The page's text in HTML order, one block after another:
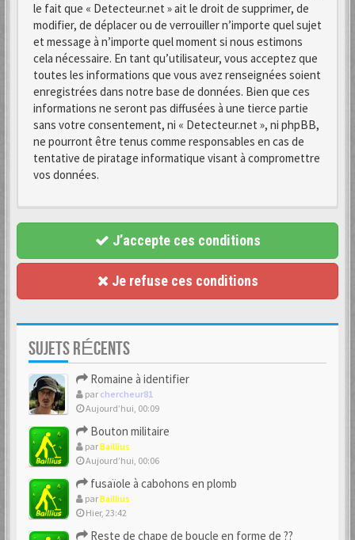
le fait que « Detecteur.net » ait le droit de supprimer, de
modifier, de déplacer ou de verrouiller n’importe quel sujet
et message à n’importe quel moment si nous estimons
cela nécessaire. En tant qu’utilisateur, vous acceptez que
toutes les informations que vous avez renseignées soient
enregistrées dans notre base de données. Bien que ces
informations ne seront pas diffusées à une tierce partie
sans votre consentement, ni « Detecteur.net », ni phpBB,
ne pourront être tenus comme responsables en cas de
tentative de piratage informatique visant à compromettre
vos données.
J’accepte ces conditions
Je refuse ces conditions
SUJETS RÉCENTS
Romaine à identifier
par chercheur81
Aujourd’hui, 00:09
Bouton militaire
parBaillius
Aujourd’hui, 00:06
fusaïole à cabohons en plomb
parBaillius
Hier, 23:42
Reste de chape de boucle en forme de ??